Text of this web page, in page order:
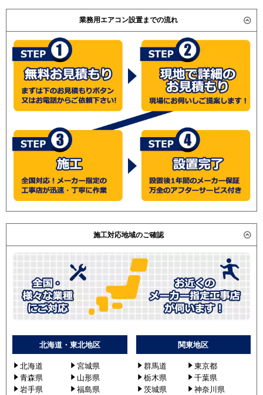
業務用エアコン設置までの流れ
施工対応地域のご確認
北海道・東北地区
北海道
宮城県
青森県
山形県
岩手県
福島県
関東地区
群馬道
東京都
栃木県
千葉県
茨城県
神奈川県